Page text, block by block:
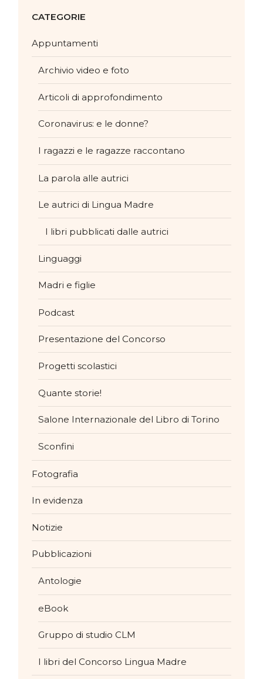
CATEGORIE
Appuntamenti
Archivio video e foto
Articoli di approfondimento
Coronavirus: e le donne?
I ragazzi e le ragazze raccontano
La parola alle autrici
Le autrici di Lingua Madre
I libri pubblicati dalle autrici
Linguaggi
Madri e figlie
Podcast
Presentazione del Concorso
Progetti scolastici
Quante storie!
Salone Internazionale del Libro di Torino
Sconfini
Fotografia
In evidenza
Notizie
Pubblicazioni
Antologie
eBook
Gruppo di studio CLM
I libri del Concorso Lingua Madre